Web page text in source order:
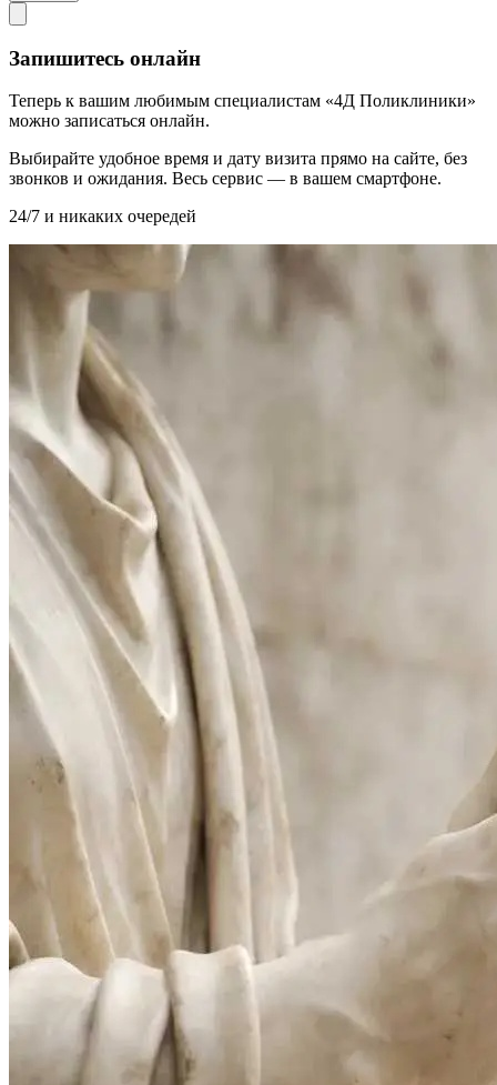
Запишитесь онлайн
Теперь к вашим любимым специалистам «4Д Поликлиники»
можно записаться онлайн.
Выбирайте удобное время и дату визита прямо на сайте, без
звонков и ожидания. Весь сервис — в вашем смартфоне.
24/7 и никаких очередей